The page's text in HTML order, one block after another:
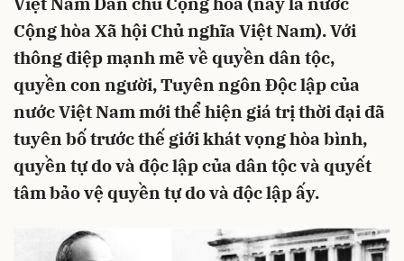
Cộng hòa Xã hội Chủ nghĩa Việt Nam). Với
thông điệp mạnh mẽ về quyền dân tộc,
quyền con người, Tuyên ngôn Độc lập của
nước Việt Nam mới thể hiện giá trị thời đại đã
tuyên bố trước thế giới khát vọng hòa bình,
quyền tự do và độc lập của dân tộc và quyết
tâm bảo vệ quyền tự do và độc lập ấy.